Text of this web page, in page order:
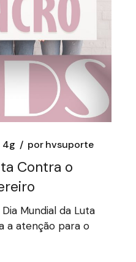
4g porhvsuporte
Contra o
Mundial da Luta
a atenção para o